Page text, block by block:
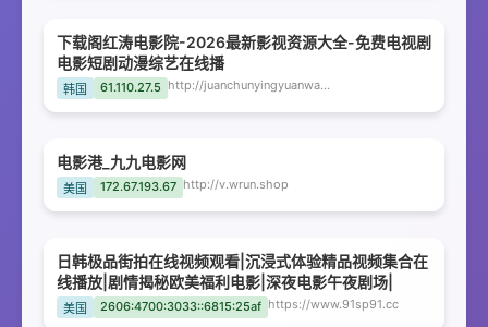
下载阁红涛电影院-2026最新影视资源大全-免费电视剧
电影短剧动漫综艺在线播
韩国 61.110.27.5 http://juanchunyingyuanwang.zbnfd.com
电影港_九九电影网
美国 172.67.193.67 http://v.wrun.shop
日韩极品街拍在线视频观看|沉浸式体验精品视频集合在
线播放|剧情揭秘欧美福利电影|深夜电影午夜剧场|
美国 2606:4700:3033::6815:25af https://www.91sp91.cc